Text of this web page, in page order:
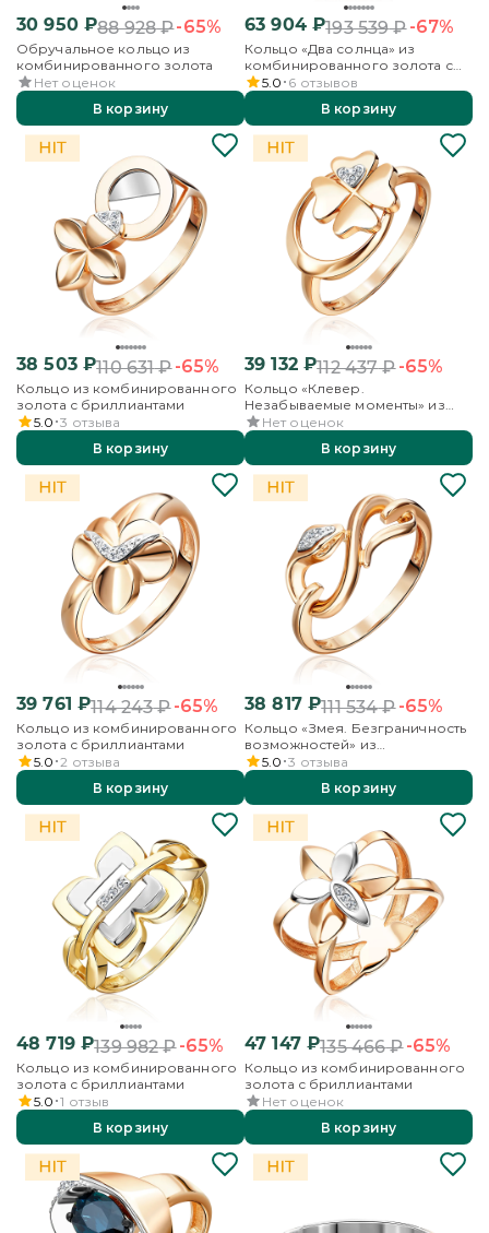
30 950₽88 928₽-65%
Обручальное кольцо из
комбинированного золота
Нет оценок
В корзину
63 904₽193 539₽-67%
Кольцо «Два солнца» из
комбинированного золота с
топазом
5.0 6 отзывов
В корзину
38 503₽110 631₽-65%
Кольцо из комбинированного
золота с бриллиантами
5.0 3 отзыва
В корзину
39 132₽112 437₽-65%
Кольцо «Клевер.
Незабываемые моменты» из
комбинированного золота с
бриллиантами
Нет оценок
В корзину
39 761 ₽114 243₽-65%
Кольцо из комбинированного
золота с бриллиантами
5.0 2 отзыва
В корзину
38 817₽111 534₽-65%
Кольцо «Змея. Безграничность
возможностей» из
комбинированного золота с
бриллиантами
5.0 3 отзыва
В корзину
48 719₽139 982₽-65%
Кольцо из комбинированного
золота с бриллиантами
5.0 1 отзыв
В корзину
47 147₽135 466₽-65%
Кольцо из комбинированного
золота с бриллиантами
Нет оценок
В корзину